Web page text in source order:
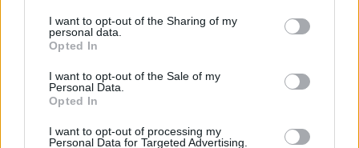
not limited to your visit or usage behaviour. You may click to
grant or deny consent to Google and its third-party tags to
use your data for below specified purposes in below Google
consent section.
I want to opt-out of the Sharing of my
personal data.
Opted In
I want to opt-out of the Sale of my
Personal Data.
Opted In
I want to opt-out of processing my
Personal Data for Targeted Advertising.
Continua a leggere
LIFESTYLE